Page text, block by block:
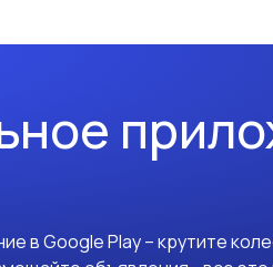
в Google Play – крутите